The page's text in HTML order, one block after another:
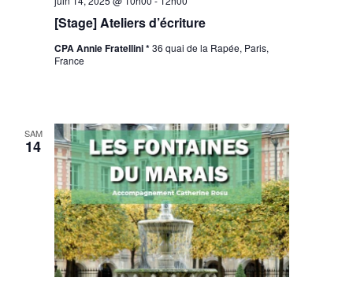
[Stage] Ateliers d’écriture
CPA Annie Fratellini *36 quai de la Rapée, Paris,
France
SAM
14